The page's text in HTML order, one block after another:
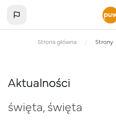
Strona główna Strony
Aktualności
święta, święta